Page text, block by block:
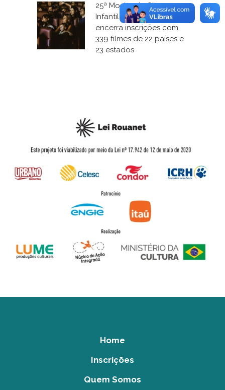
25ª Mostra de Cinema
Infantil de Florianópolis
encerra inscrições com
339 filmes de 22 países e
23 estados
Home
Inscrições
Quem Somos